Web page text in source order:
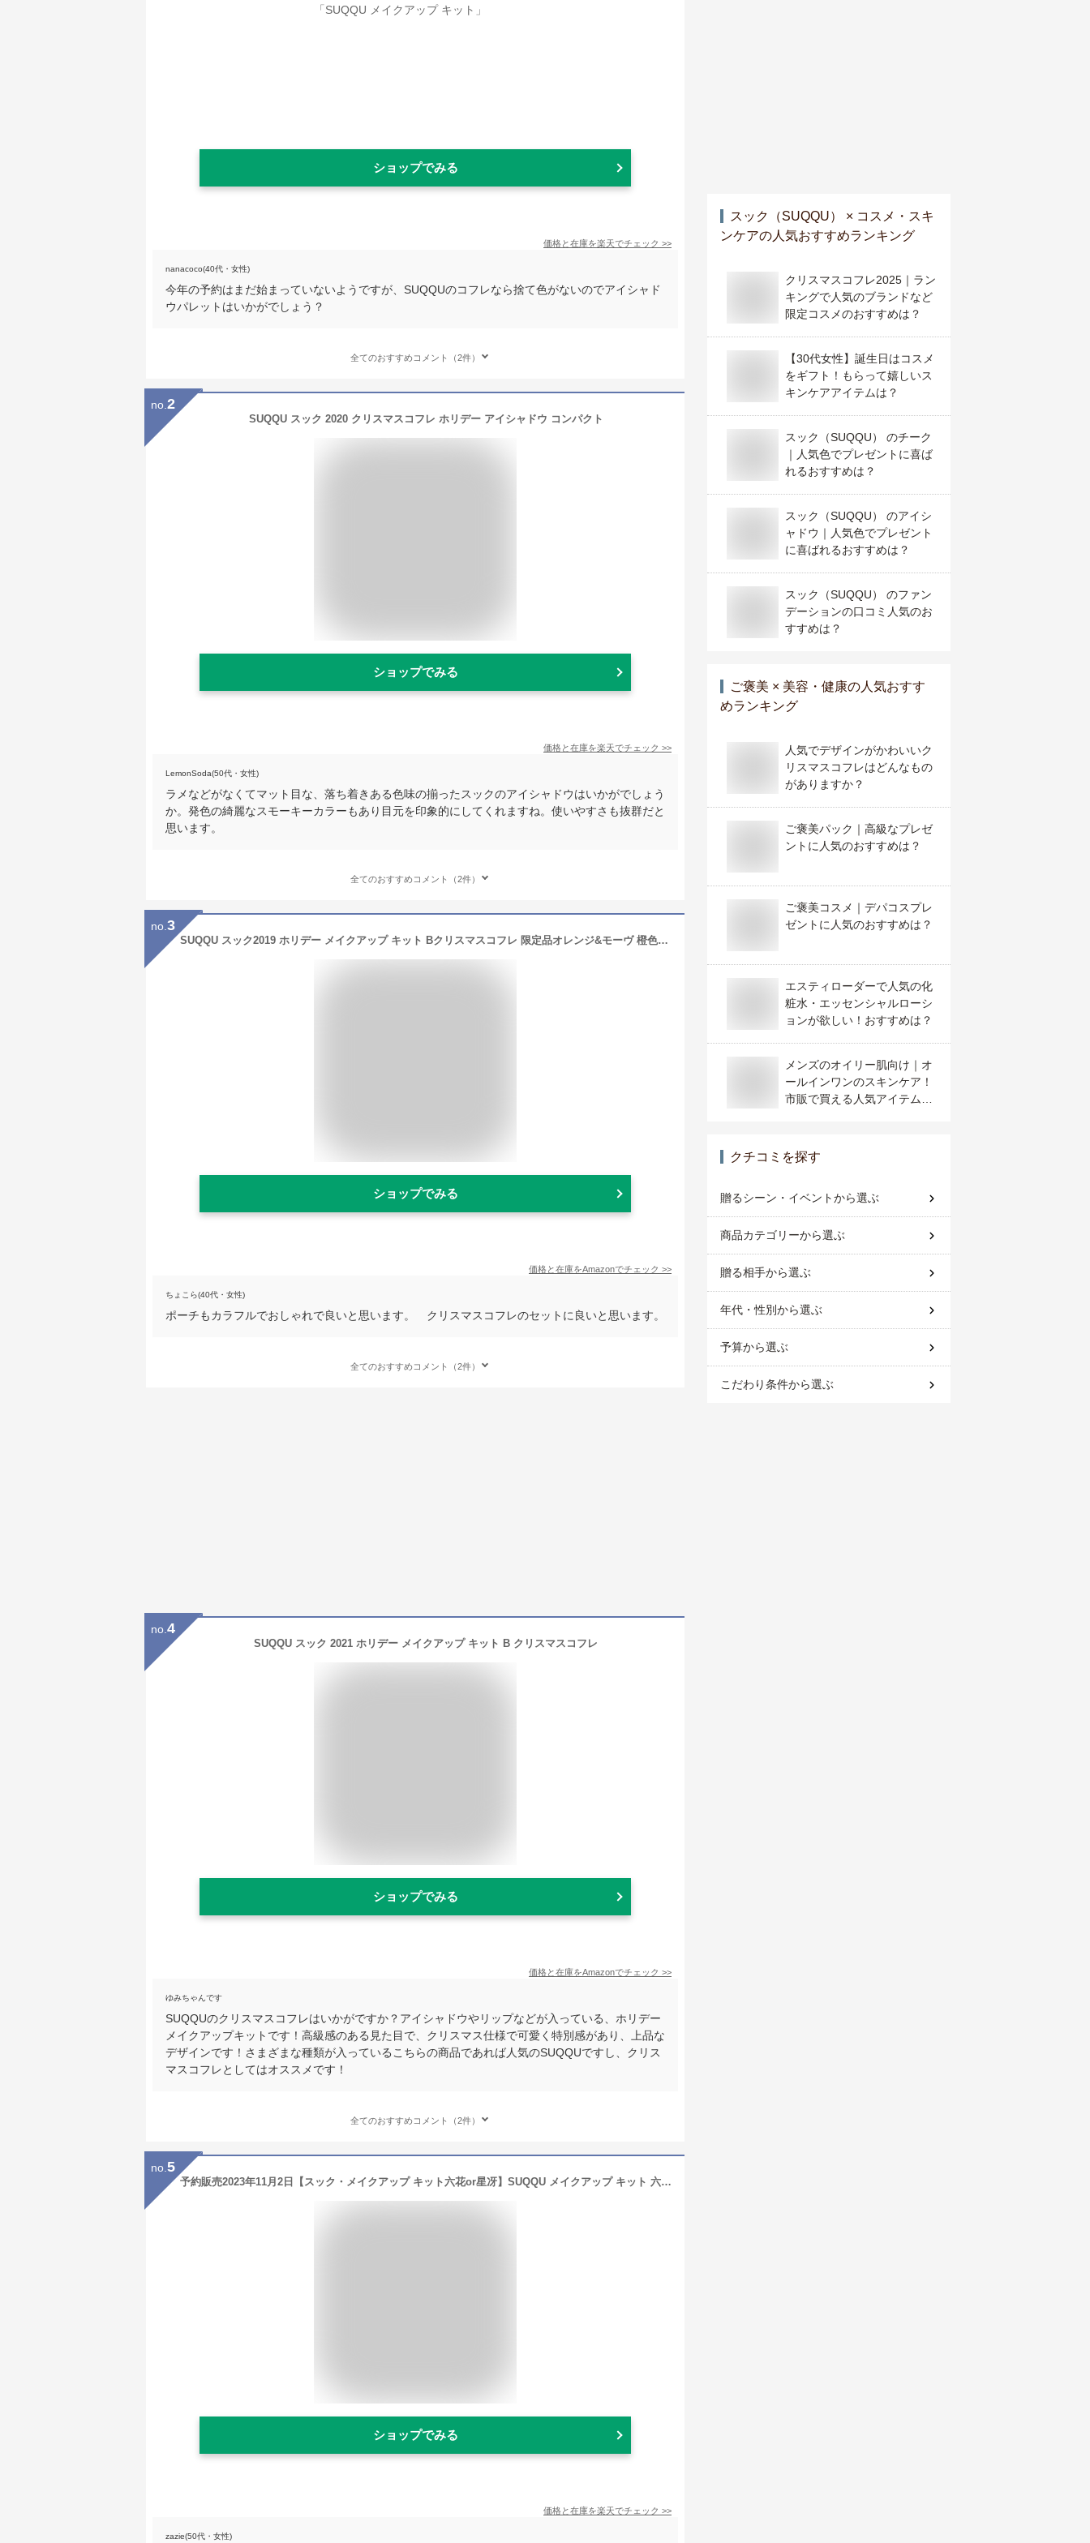
ショップでみる
価格と在庫を楽天でチェック >>
nanacoco(40代・女性)
今年の予約はまだ始まっていないようですが、SUQQUのコフレなら捨て色がないのでアイシャド
ウパレットはいかがでしょう？
全てのおすすめコメント（2件）
no. 2
SUQQU スック 2020 クリスマスコフレ ホリデー アイシャドウ コンパクト
ショップでみる
価格と在庫を楽天でチェック >>
LemonSoda(50代・女性)
ラメなどがなくてマット目な、落ち着きある色味の揃ったスックのアイシャドウはいかがでしょう
か。発色の綺麗なスモーキーカラーもあり目元を印象的にしてくれますね。使いやすさも抜群だと
思います。
全てのおすすめコメント（2件）
no. 3
SUQQU スック2019 ホリデー メイクアップ キット Bクリスマスコフレ 限定品オレンジ&モーヴ 橙色ポーチ・本物
ショップでみる
価格と在庫をAmazonでチェック >>
ちょこら(40代・女性)
ポーチもカラフルでおしゃれで良いと思います。 クリスマスコフレのセットに良いと思います。
全てのおすすめコメント（2件）
no. 4
SUQQU スック 2021 ホリデー メイクアップ キット B クリスマスコフレ
ショップでみる
価格と在庫をAmazonでチェック >>
ゆみちゃんです
SUQQUのクリスマスコフレはいかがですか？アイシャドウやリップなどが入っている、ホリデー
メイクアップキットです！高級感のある見た目で、クリスマス仕様で可愛く特別感があり、上品な
デザインです！さまざまな種類が入っているこちらの商品であれば人気のSUQQUですし、クリス
マスコフレとしてはオススメです！
全てのおすすめコメント（2件）
no. 5
予約販売2023年11月2日【スック・メイクアップ キット六花or星冴】SUQQU メイクアップ キット 六花/星冴 SUQQU(スック)の2023年クリスマスコフレ「SUQQU メイクアップ キット」
ショップでみる
価格と在庫を楽天でチェック >>
zazie(50代・女性)
スック（SUQQU） × コスメ・スキ
ンケアの人気おすすめランキング
クリスマスコフレ2025｜ラン
キングで人気のブランドなど
限定コスメのおすすめは？
【30代女性】誕生日はコスメ
をギフト！もらって嬉しいス
キンケアアイテムは？
スック（SUQQU） のチーク
｜人気色でプレゼントに喜ば
れるおすすめは？
スック（SUQQU） のアイシ
ャドウ｜人気色でプレゼント
に喜ばれるおすすめは？
スック（SUQQU） のファン
デーションの口コミ人気のお
すすめは？
ご褒美 × 美容・健康の人気おすす
めランキング
人気でデザインがかわいいク
リスマスコフレはどんなもの
がありますか？
ご褒美パック｜高級なプレゼ
ントに人気のおすすめは？
ご褒美コスメ｜デパコスプレ
ゼントに人気のおすすめは？
エスティローダーで人気の化
粧水・エッセンシャルローシ
ョンが欲しい！おすすめは？
メンズのオイリー肌向け｜オ
ールインワンのスキンケア！
市販で買える人気アイテムの
クチコミを探す
贈るシーン・イベントから選ぶ
商品カテゴリーから選ぶ
贈る相手から選ぶ
年代・性別から選ぶ
予算から選ぶ
こだわり条件から選ぶ